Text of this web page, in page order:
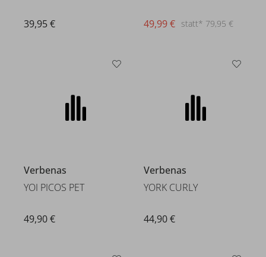
39,95 € statt* 79,95 €
49,99 €
Verbenas
YOI PICOS PET
49,90 €
Verbenas
YORK CURLY
44,90 €